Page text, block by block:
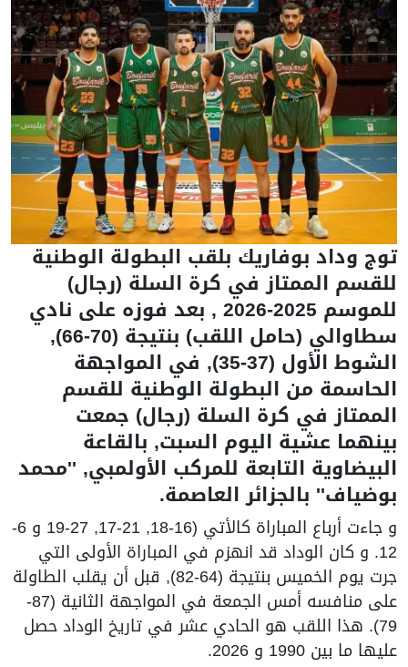
توج وداد بوفاريك بلقب البطولة الوطنية
للقسم الممتاز في كرة السلة (رجال)
للموسم 2025-2026 , بعد فوزه على نادي
سطاوالي (حامل اللقب) بنتيجة (70-66),
الشوط الأول (37-35), في المواجهة
الحاسمة من البطولة الوطنية للقسم
الممتاز في كرة السلة (رجال) جمعت
بينهما عشية اليوم السبت, بالقاعة
البيضاوية التابعة للمركب الأولمبي, ''محمد
بوضياف'' بالجزائر العاصمة.
و جاءت أرباع المباراة كالأتي (16-18, 21-17, 27-19 و 6-
12. و كان الوداد قد انهزم في المباراة الأولى التي
جرت يوم الخميس بنتيجة (64-82), قبل أن يقلب الطاولة
على منافسه أمس الجمعة في المواجهة الثانية (87-
79). هذا اللقب هو الحادي عشر في تاريخ الوداد حصل
عليها ما بين 1990 و 2026.